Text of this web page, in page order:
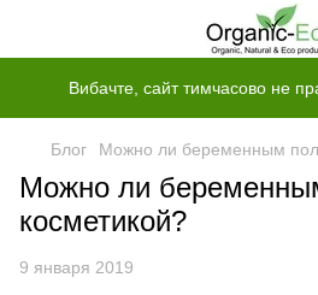
Вибачте, сайт тимчасово не
Блог Можно ли беременным
Можно ли
косметикой?
9 января 2019